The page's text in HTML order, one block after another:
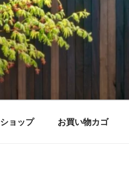
ショップ お買い物カゴ